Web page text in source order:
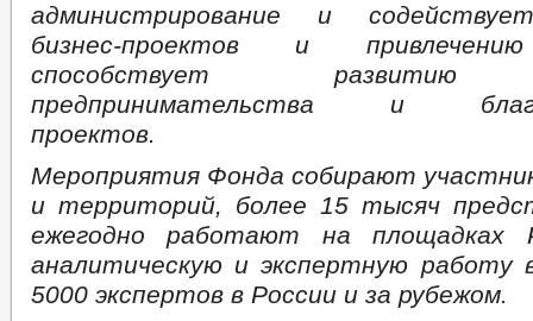
администрирование и
бизнес-проектов и
способствует развитию
предпринимательства и
проектов.
Мероприятия Фонда собирают
и территорий, более 15 тысяч
ежегодно работают на площадках
аналитическую и экспертную работу
5000 экспертов в России и за рубежом.